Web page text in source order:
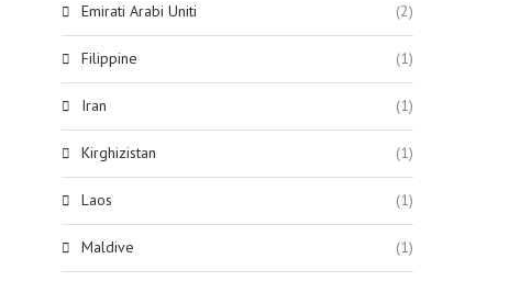
Emirati Arabi Uniti (2)
Filippine (1)
Iran (1)
Kirghizistan (1)
Laos (1)
Maldive (1)